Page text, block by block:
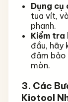
Dụng cụ
tua vít,
phanh.
Kiểm tra
đầu, hãy
đảm bảo
mòn.
3. Các
Kiotool